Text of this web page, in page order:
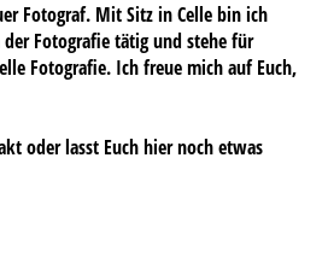
Fotograf. Mit Sitz in Celle bin ich
Fotografie tätig und stehe für
Fotografie. Ich freue mich auf Euch,
oder lasst Euch hier noch etwas